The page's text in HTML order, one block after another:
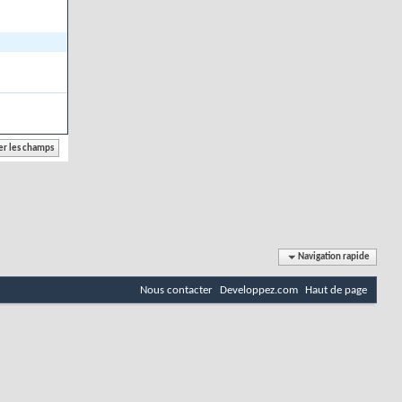
Navigation rapide
Nous contacter Developpez.com Haut de page